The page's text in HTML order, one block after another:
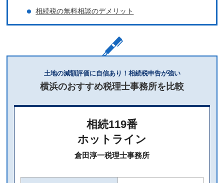
相続税の無料相談のデメリット
土地の減額評価に自信あり！相続税申告が強い
横浜のおすすめ税理士事務所を比較
相続119番
ホットライン
倉田淳一税理士事務所